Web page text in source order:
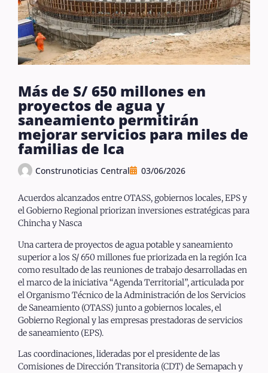
Más de S/ 650 millones en
proyectos de agua y
saneamiento permitirán
mejorar servicios para miles de
familias de Ica
Construnoticias Central 03/06/2026
Acuerdos alcanzados entre OTASS, gobiernos locales, EPS y
el Gobierno Regional priorizan inversiones estratégicas para
Chincha y Nasca
Una cartera de proyectos de agua potable y saneamiento
superior a los S/ 650 millones fue priorizada en la región Ica
como resultado de las reuniones de trabajo desarrolladas en
el marco de la iniciativa “Agenda Territorial”, articulada por
el Organismo Técnico de la Administración de los Servicios
de Saneamiento (OTASS) junto a gobiernos locales, el
Gobierno Regional y las empresas prestadoras de servicios
de saneamiento (EPS).
Las coordinaciones, lideradas por el presidente de las
Comisiones de Dirección Transitoria (CDT) de Semapach y